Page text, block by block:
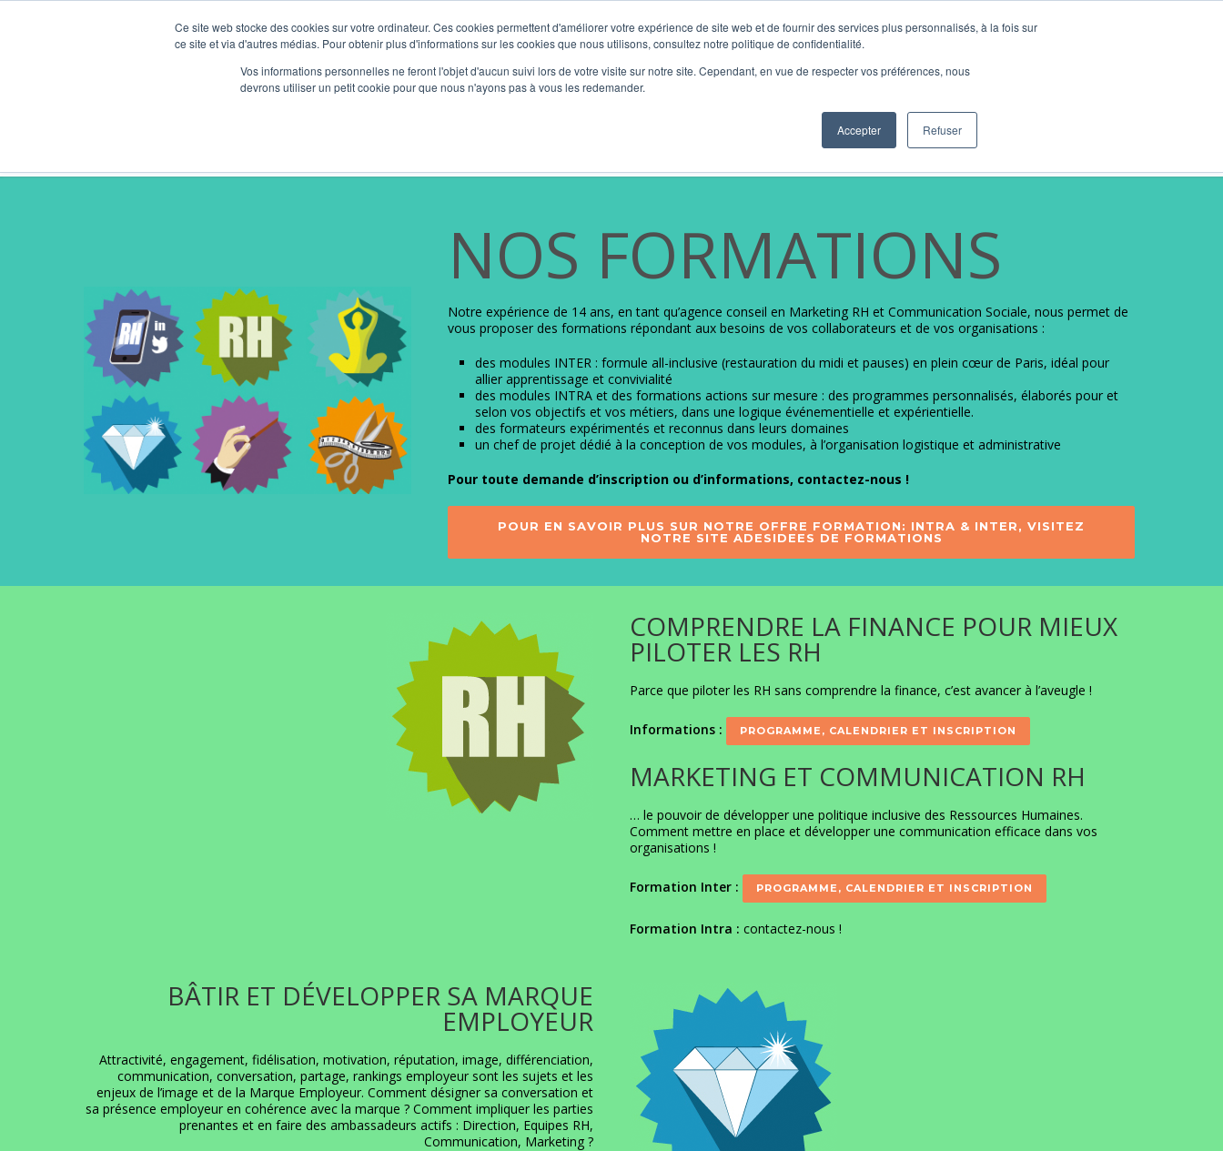
Ce site web stocke des cookies sur votre ordinateur. Ces cookies permettent d'améliorer votre expérience de site web et de fournir des services plus personnalisés, à la fois sur
ce site et via d'autres médias. Pour obtenir plus d'informations sur les cookies que nous utilisons, consultez notre politique de confidentialité.
Vos informations personnelles ne feront l'objet d'aucun suivi lors de votre visite sur notre site. Cependant, en vue de respecter vos préférences, nous
devrons utiliser un petit cookie pour que nous n'ayons pas à vous les redemander.
Accepter Refuser
Formations DécidRH BLOG
NOS FORMATIONS
Notre expérience de 14 ans, en tant qu’agence conseil en Marketing RH et Communication Sociale, nous permet de
vous proposer des formations répondant aux besoins de vos collaborateurs et de vos organisations :
des modules INTER : formule all-inclusive (restauration du midi et pauses) en plein cœur de Paris, idéal pour
allier apprentissage et convivialité
des modules INTRA et des formations actions sur mesure : des programmes personnalisés, élaborés pour et
selon vos objectifs et vos métiers, dans une logique événementielle et expérientielle.
des formateurs expérimentés et reconnus dans leurs domaines
un chef de projet dédié à la conception de vos modules, à l’organisation logistique et administrative
Pour toute demande d’inscription ou d’informations, contactez-nous !
POUR EN SAVOIR PLUS SUR NOTRE OFFRE FORMATION: INTRA & INTER, VISITEZ
NOTRE SITE ADESIDEES DE FORMATIONS
COMPRENDRE LA FINANCE POUR MIEUX
PILOTER LES RH
Parce que piloter les RH sans comprendre la finance, c’est avancer à l’aveugle !
Informations : PROGRAMME, CALENDRIER ET INSCRIPTION
MARKETING ET COMMUNICATION RH
… le pouvoir de développer une politique inclusive des Ressources Humaines.
Comment mettre en place et développer une communication efficace dans vos
organisations !
Formation Inter : PROGRAMME, CALENDRIER ET INSCRIPTION
Formation Intra : contactez-nous !
BÂTIR ET DÉVELOPPER SA MARQUE
EMPLOYEUR
Attractivité, engagement, fidélisation, motivation, réputation, image, différenciation,
communication, conversation, partage, rankings employeur sont les sujets et les
enjeux de l’image et de la Marque Employeur. Comment désigner sa conversation et
sa présence employeur en cohérence avec la marque ? Comment impliquer les parties
prenantes et en faire des ambassadeurs actifs : Direction, Equipes RH,
Communication, Marketing ?